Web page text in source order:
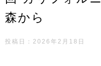
森から
投稿日：2026年2月18日